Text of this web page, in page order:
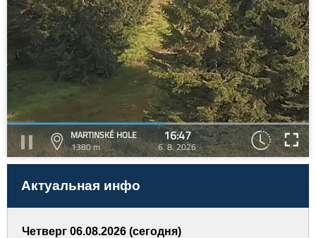
MARTINSKÉ HOLE
1380 m
16:47
6. 8. 2026
Актуальная инфо
Четверг 06.08.2026 (сегодня)